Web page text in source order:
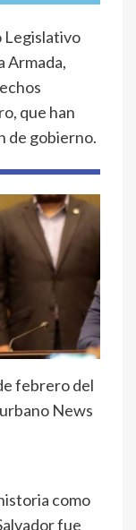
Legislativo
Armada,
que han
de gobierno.
febrero del
News
como
fue